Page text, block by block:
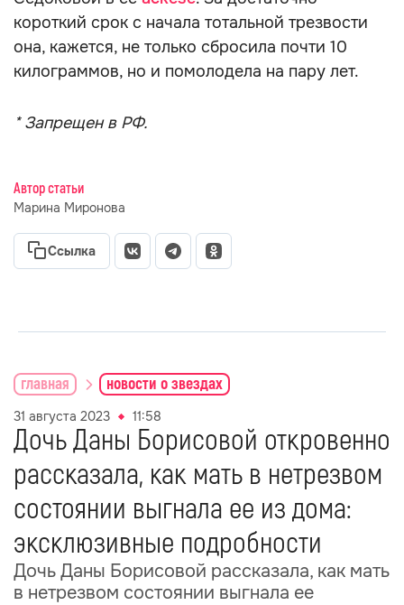
короткий срок с начала тотальной трезвости
она, кажется, не только сбросила почти 10
килограммов, но и помолодела на пару лет.
* Запрещен в РФ.
Автор статьи
Марина Миронова
Ссылка
главная новости о звездах
31 августа 2023 11:58
Дочь Даны Борисовой откровенно
рассказала, как мать в нетрезвом
состоянии выгнала ее из дома:
эксклюзивные подробности
Дочь Даны Борисовой рассказала, как мать
в нетрезвом состоянии выгнала ее